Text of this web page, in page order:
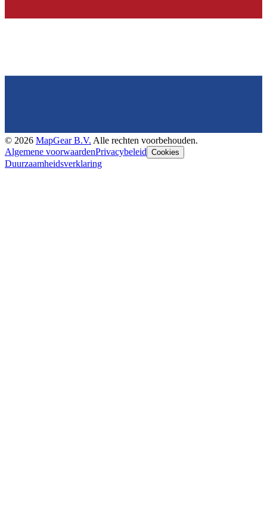
© 2026 MapGear B.V. Alle rechten voorbehouden.
Algemene voorwaardenPrivacybeleid Cookies
Duurzaamheidsverklaring